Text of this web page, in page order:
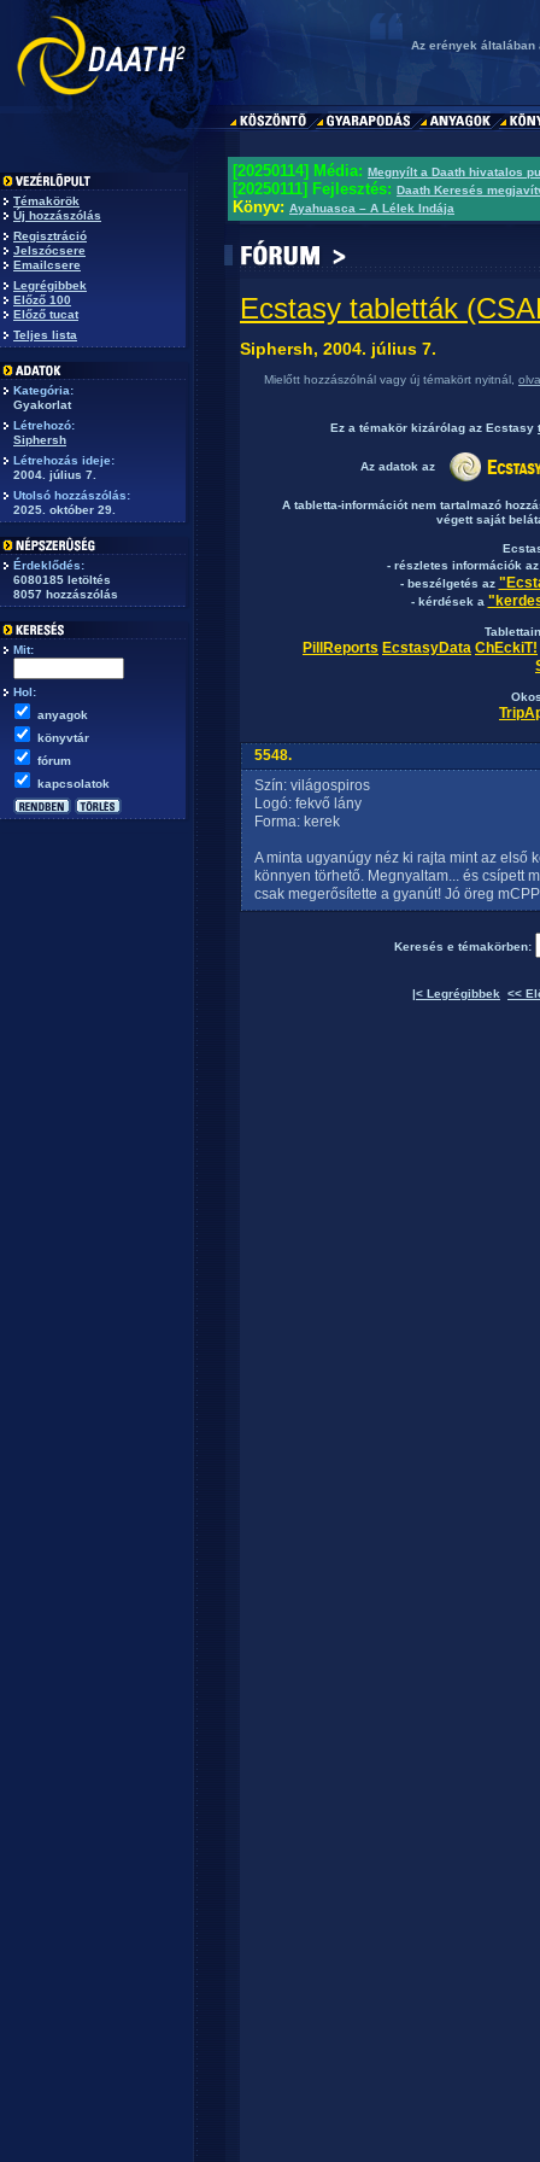
Az erények
Témakörök
Új hozzászólás
Regisztráció
Jelszócsere
Emailcsere
Legrégibbek
Előző 100
Előző tucat
Teljes lista
Kategória:
Gyakorlat
Létrehozó:
Siphersh
Létrehozás ideje:
2004. július 7.
Utolsó hozzászólás:
2025. október 29.
Érdeklődés:
6080185 letöltés
8057 hozzászólás
Mit:
Hol:
anyagok
könyvtár
fórum
kapcsolatok
[20250114] Média: Megnyílt a Daath hivatalos
[20250111] Fejlesztés: Daath Keresés
Könyv: Ayahuasca – A Lélek Indája
Ecstasy tabletták
Siphersh, 2004. július 7.
Mielőtt hozzászólnál vagy új témakört nyitnál,
Ez a témakör kizárólag az Ecstasy
Az adatok az
A tabletta-információt nem tartalmazó
végett saját
- részletes információk
- beszélgetés az
- kérdések a
PillReports EcstasyData ChEckiT!
5548.
Szín: világospiros
Logó: fekvő lány
Forma: kerek
A minta ugyanúgy néz ki rajta mint az első
könnyen törhető. Megnyaltam... és csípett
csak megerősítette a gyanút! Jó öreg
Keresés e témakörben:
|< Legrégibbek <<